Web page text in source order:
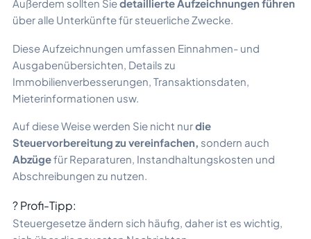
Außerdem sollten Siedetaillierte Aufzeichnungen führen
über alle Unterkünfte für steuerliche Zwecke.
Diese Aufzeichnungen umfassen Einnahmen- und
Ausgabenübersichten, Details zu
Immobilienverbesserungen, Transaktionsdaten,
Mieterinformationen usw.
Auf diese Weise werden Sie nicht nurdie
Steuervorbereitung zu vereinfachen, sondern auch
Abzügefür Reparaturen, Instandhaltungskosten und
Abschreibungen zu nutzen.
? Profi-Tipp:
Steuergesetze ändern sich häufig, daher ist es wichtig,